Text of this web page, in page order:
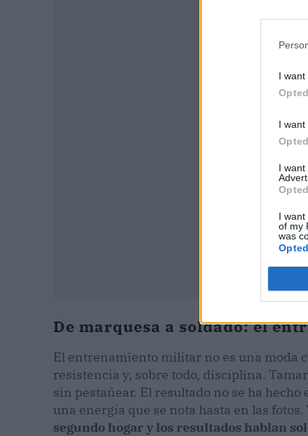
I want
I want
I
I
of my
was
De marquesa a soldado: el
El entrenamiento militar no es una moda
resistencia y, sobre todo, disciplina.
sin pestañear. El resultado no se ha
una energía que se nota hasta en las fotos.
segundo hogar y los resultados hablan